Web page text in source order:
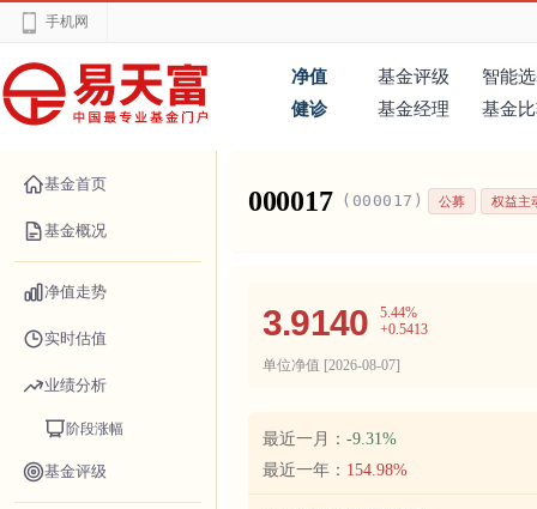
手机网
净值 基金评级
智能
健诊
基金经理 基金
基金首页
基金概况
净值走势
实时估值
业绩分析
阶段涨幅
基金评级
000017 (000017) 公募 权益主
3.9140
5.44%
+0.5413
单位净值 [2026-08-07]
最近一月： -9.31%
最近一年： 154.98%